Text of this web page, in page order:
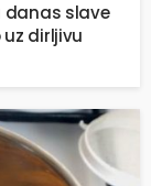
danas slave
dirljivu